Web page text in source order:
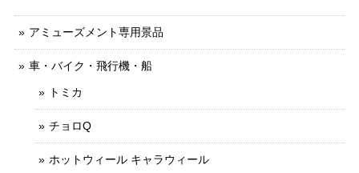
アミューズメント専用景品
車・バイク・飛行機・船
トミカ
チョロQ
ホットウィール キャラウィール